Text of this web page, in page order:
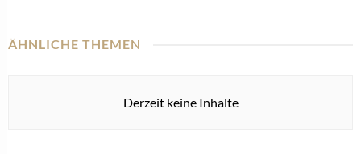
ÄHNLICHE THEMEN
Derzeit keine Inhalte